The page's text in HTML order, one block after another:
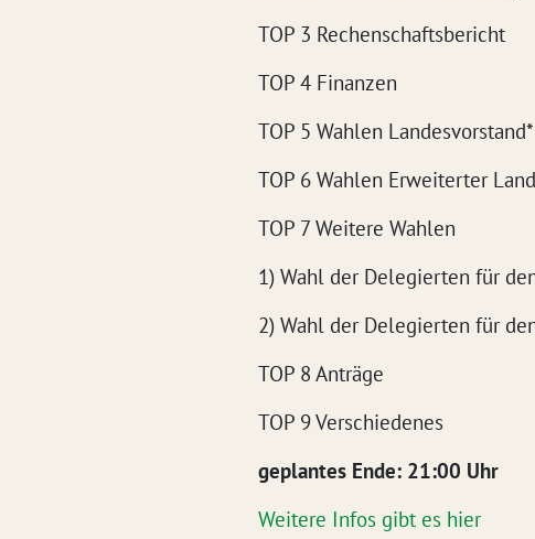
TOP 3 Rechenschaftsbericht
TOP 4 Finanzen
TOP 5 Wahlen Landesvorstand*
TOP 6 Wahlen Erweiterter
TOP 7 Weitere Wahlen
1) Wahl der Delegierten für
2) Wahl der Delegierten für
TOP 8 Anträge
TOP 9 Verschiedenes
geplantes Ende: 21:00 Uhr
Weitere Infos gibt es hier